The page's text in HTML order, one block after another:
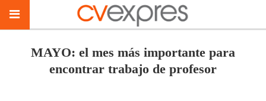
MAYO: el mes más importante para
encontrar trabajo de profesor